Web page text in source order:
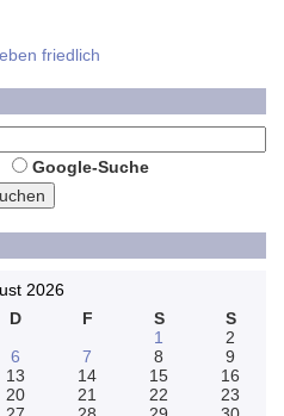
friedlich
Google-Suche
2026
D F S
S
1
2
6 7 8
9
13 14 15
16
20 21 22
23